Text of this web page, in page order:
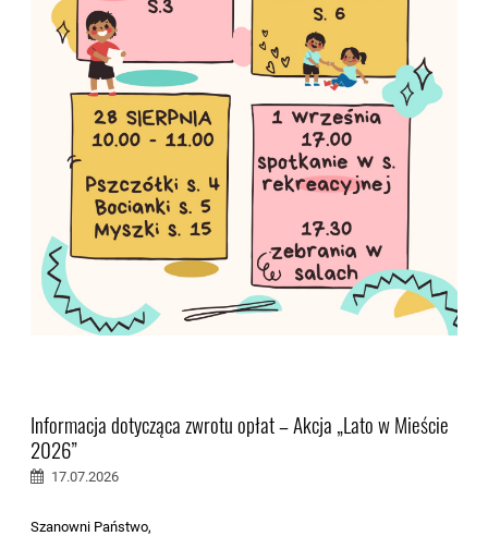
Informacja dotycząca zwrotu opłat – Akcja „Lato w Mieście
2026”
17.07.2026
Szanowni Państwo,